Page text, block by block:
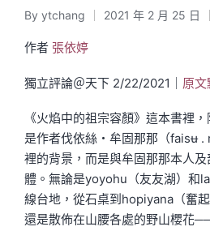
Posted
by
By ytchang 2021 年 2 月 25 日
作者 張依婷
獨立評論＠天下 2/22/2021｜ 原
《火焰中的祖宗容顏》這本書裡
是作者伐依絲・牟固那那（faisʉ
裡的背景，而是與牟固那那本人
體。無論是yoyohu（友友湖）和
線台地，從石桌到hopiyana（奮
還是散佈在山腰各處的野山櫻花